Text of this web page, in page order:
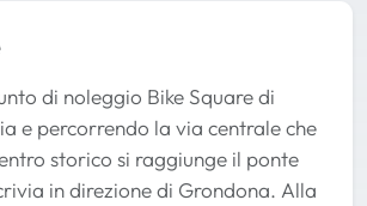
di noleggio Bike Square di
e percorrendo la via centrale che
storico si raggiunge il ponte
in direzione di Grondona. Alla